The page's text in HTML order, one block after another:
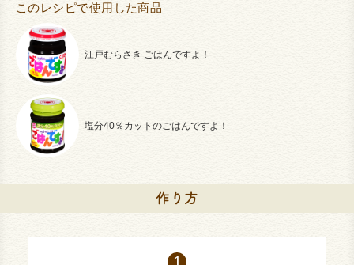
このレシピで使用した商品
江戸むらさき ごはんですよ！
塩分40％カットのごはんですよ！